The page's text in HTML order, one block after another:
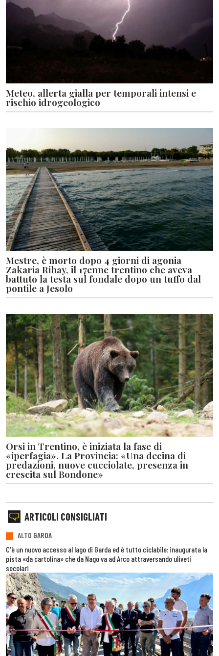
Meteo, allerta gialla per temporali intensi e
rischio idrogeologico
Mestre, è morto dopo 4 giorni di agonia
Zakaria Rihay, il 17enne trentino che aveva
battuto la testa sul fondale dopo un tuffo dal
pontile a Jesolo
Orsi in Trentino, è iniziata la fase di
«iperfagia». La Provincia: «Una decina di
predazioni, nuove cucciolate, presenza in
crescita sul Bondone»
ARTICOLI CONSIGLIATI
ALTO GARDA
C'è un nuovo accesso al lago di Garda ed è tutto ciclabile: inaugurata la
pista «da cartolina» che da Nago va ad Arco attraversando uliveti
secolari